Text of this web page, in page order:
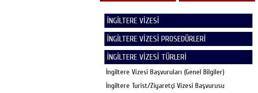
İNGİLTERE VİZESİ
İNGİLTERE VİZESİ PROSEDÜRLERİ
İNGİLTERE VİZESİ TÜRLERİ
İngiltere Vizesi Başvuruları (Genel Bilgiler)
İngiltere Turist/Ziyaretçi Vizesi Başvurusu